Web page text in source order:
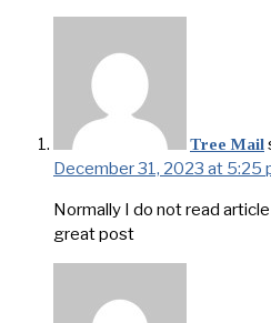
Tree Mail
December 31, 2023 at 5:25
Normally I do not read
great post